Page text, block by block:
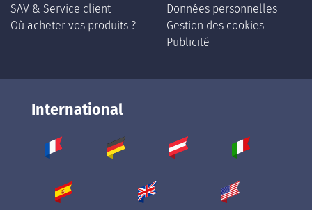
SAV & Service client
Où acheter vos produits ?
Données personnelles
Gestion des cookies
Publicité
International